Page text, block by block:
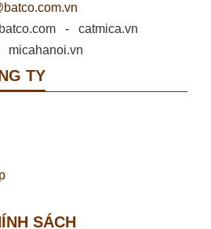
- catmica.vn
micahanoi.vn
TY
SÁCH